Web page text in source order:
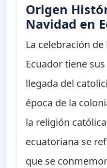
Origen
Navidad en
La celebración
Ecuador tiene
llegada del
época de la
la religión
ecuatoriana se
que se